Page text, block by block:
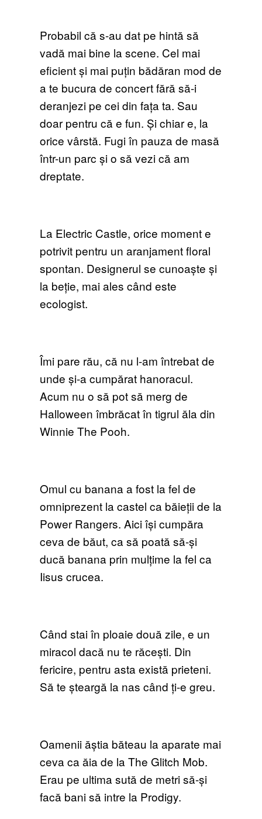
Probabil că s-au dat pe hintă să
vadă mai bine la scene. Cel mai
eficient și mai puțin bădăran mod de
a te bucura de concert fără să-i
deranjezi pe cei din fața ta. Sau
doar pentru că e fun. Și chiar e, la
orice vârstă. Fugi în pauza de masă
într-un parc și o să vezi că am
dreptate.
La Electric Castle, orice moment e
potrivit pentru un aranjament floral
spontan. Designerul se cunoaște și
la beție, mai ales când este
ecologist.
Îmi pare rău, că nu l-am întrebat de
unde și-a cumpărat hanoracul.
Acum nu o să pot să merg de
Halloween îmbrăcat în tigrul ăla din
Winnie The Pooh.
Omul cu banana a fost la fel de
omniprezent la castel ca băieții de la
Power Rangers. Aici își cumpăra
ceva de băut, ca să poată să-și
ducă banana prin mulțime la fel ca
Iisus crucea.
Când stai în ploaie două zile, e un
miracol dacă nu te răcești. Din
fericire, pentru asta există prieteni.
Să te șteargă la nas când ți-e greu.
Oamenii ăștia băteau la aparate mai
ceva ca ăia de la The Glitch Mob.
Erau pe ultima sută de metri să-și
facă bani să intre la Prodigy.